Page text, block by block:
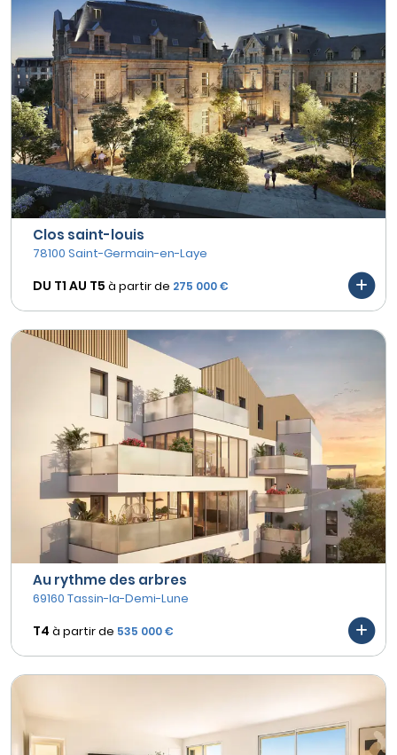
Clos saint-louis
78100 Saint-Germain-en-Laye
DU T1 AU T5 à partir de 275 000 €
Au rythme des arbres
69160 Tassin-la-Demi-Lune
T4 à partir de 535 000 €